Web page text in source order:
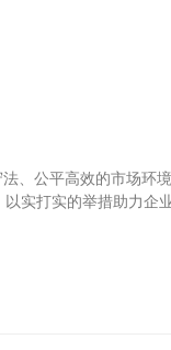
、公平高效的市场环
实打实的举措助力企